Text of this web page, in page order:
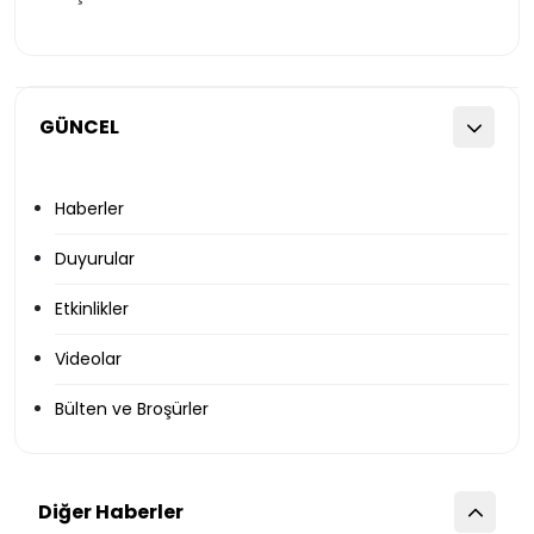
GÜNCEL
Haberler
Duyurular
Etkinlikler
Videolar
Bülten ve Broşürler
Diğer Haberler